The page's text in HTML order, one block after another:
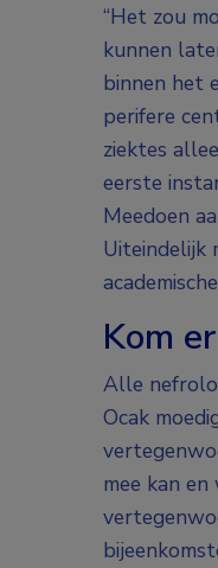
“Het zou
kunnen
binnen het
perifere
ziektes
eerste
Meedoen
Uiteindelijk
Kom
Alle
Ocak
mee kan